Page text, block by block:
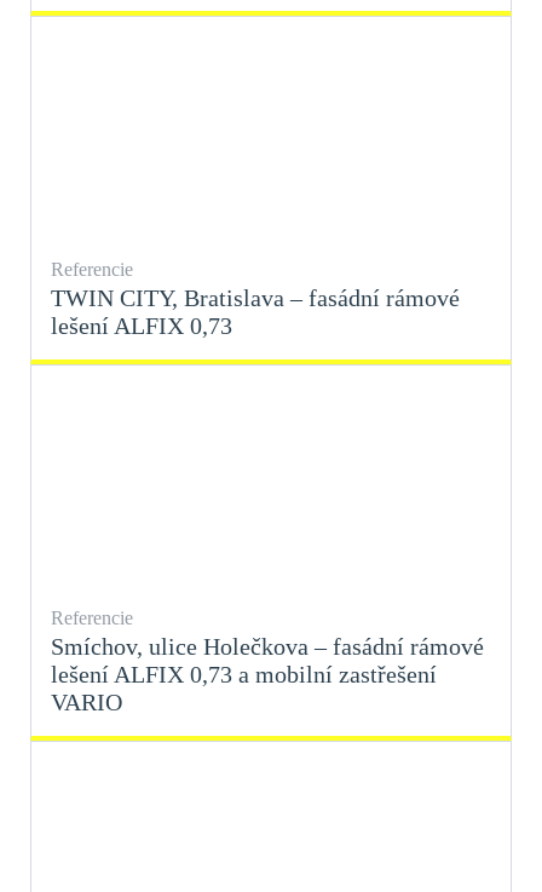
Referencie
TWIN CITY, Bratislava – fasádní rámové
lešení ALFIX 0,73
Referencie
Smíchov, ulice Holečkova – fasádní rámové
lešení ALFIX 0,73 a mobilní zastřešení
VARIO